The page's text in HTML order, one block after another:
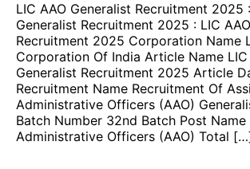
LIC AAO Generalist Recruitment 2025
Generalist Recruitment 2025 : LIC
Recruitment 2025 Corporation Name
Corporation Of India Article Name LIC
Generalist Recruitment 2025 Article
Recruitment Name Recruitment Of
Administrative Officers (AAO)
Batch Number 32nd Batch Post Name
Administrative Officers (AAO) Total